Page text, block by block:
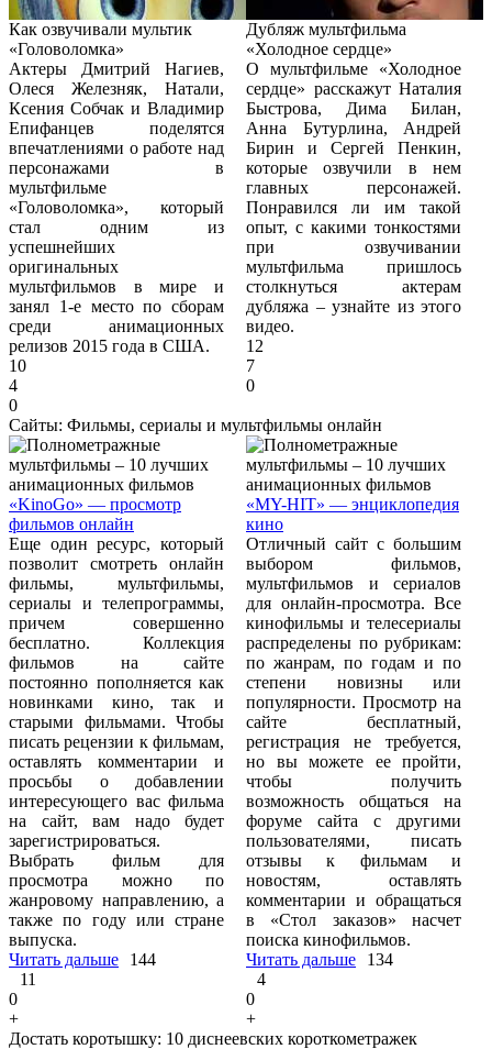
Как озвучивали мультик
«Головоломка»
Актеры Дмитрий Нагиев,
Олеся Железняк, Натали,
Ксения Собчак и Владимир
Епифанцев поделятся
впечатлениями о работе над
персонажами в
мультфильме
«Головоломка», который
стал одним из
успешнейших
оригинальных
мультфильмов в мире и
занял 1-е место по сборам
среди анимационных
релизов 2015 года в США.
10
4
0
Дубляж мультфильма
«Холодное сердце»
О мультфильме «Холодное
сердце» расскажут Наталия
Быстрова, Дима Билан,
Анна Бутурлина, Андрей
Бирин и Сергей Пенкин,
которые озвучили в нем
главных персонажей.
Понравился ли им такой
опыт, с какими тонкостями
при озвучивании
мультфильма пришлось
столкнуться актерам
дубляжа – узнайте из этого
видео.
12
7
0
Сайты: Фильмы, сериалы и мультфильмы онлайн
«KinoGo» — просмотр
фильмов онлайн
Еще один ресурс, который
позволит смотреть онлайн
фильмы, мультфильмы,
сериалы и телепрограммы,
причем совершенно
бесплатно. Коллекция
фильмов на сайте
постоянно пополняется как
новинками кино, так и
старыми фильмами. Чтобы
писать рецензии к фильмам,
оставлять комментарии и
просьбы о добавлении
интересующего вас фильма
на сайт, вам надо будет
зарегистрироваться.
Выбрать фильм для
просмотра можно по
жанровому направлению, а
также по году или стране
выпуска.
Читать дальше
144
11
0
+
«MY-HIT» — энциклопедия
кино
Отличный сайт с большим
выбором фильмов,
мультфильмов и сериалов
для онлайн-просмотра. Все
кинофильмы и телесериалы
распределены по рубрикам:
по жанрам, по годам и по
степени новизны или
популярности. Просмотр на
сайте бесплатный,
регистрация не требуется,
но вы можете ее пройти,
чтобы получить
возможность общаться на
форуме сайта с другими
пользователями, писать
отзывы к фильмам и
новостям, оставлять
комментарии и обращаться
в «Стол заказов» насчет
поиска кинофильмов.
Читать дальше
134
4
0
+
Достать коротышку: 10 диснеевских короткометражек